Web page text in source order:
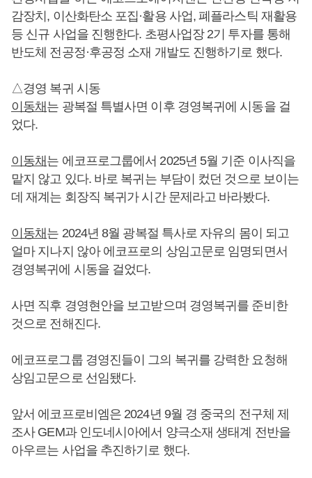
감장치, 이산화탄소 포집·활용 사업, 폐플라스틱 재활용
등 신규 사업을 진행한다. 초평사업장 2기 투자를 통해
반도체 전공정·후공정 소재 개발도 진행하기로 했다.
△경영 복귀 시동
이동채는 광복절 특별사면 이후 경영복귀에 시동을 걸
었다.
이동채는 에코프로그룹에서 2025년 5월 기준 이사직을
맡지 않고 있다. 바로 복귀는 부담이 컸던 것으로 보이는
데 재계는 회장직 복귀가 시간 문제라고 바라봤다.
이동채는 2024년 8월 광복절 특사로 자유의 몸이 되고
얼마 지나지 않아 에코프로의 상임고문로 임명되면서
경영복귀에 시동을 걸었다.
사면 직후 경영현안을 보고받으며 경영복귀를 준비한
것으로 전해진다.
에코프로그룹 경영진들이 그의 복귀를 강력한 요청해
상임고문으로 선임됐다.
앞서 에코프로비엠은 2024년 9월 경 중국의 전구체 제
조사 GEM과 인도네시아에서 양극소재 생태계 전반을
아우르는 사업을 추진하기로 했다.